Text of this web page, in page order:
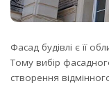
Фасад будівлі є її
Тому вибір
створення